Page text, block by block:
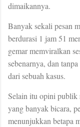
dimaikannya.
Banyak sekali pesan
berdurasi 1 jam 51
gemar memviralkan
sebenarnya, dan
dari sebuah kasus.
Selain itu opini publik
yang banyak bicara,
menunjukkan betapa